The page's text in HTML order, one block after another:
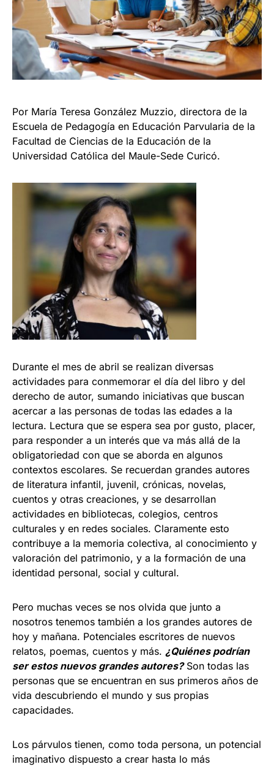
Por María Teresa González Muzzio, directora de la
Escuela de Pedagogía en Educación Parvularia de la
Facultad de Ciencias de la Educación de la
Universidad Católica del Maule-Sede Curicó.
Durante el mes de abril se realizan diversas
actividades para conmemorar el día del libro y del
derecho de autor, sumando iniciativas que buscan
acercar a las personas de todas las edades a la
lectura. Lectura que se espera sea por gusto, placer,
para responder a un interés que va más allá de la
obligatoriedad con que se aborda en algunos
contextos escolares. Se recuerdan grandes autores
de literatura infantil, juvenil, crónicas, novelas,
cuentos y otras creaciones, y se desarrollan
actividades en bibliotecas, colegios, centros
culturales y en redes sociales. Claramente esto
contribuye a la memoria colectiva, al conocimiento y
valoración del patrimonio, y a la formación de una
identidad personal, social y cultural.
Pero muchas veces se nos olvida que junto a
nosotros tenemos también a los grandes autores de
hoy y mañana. Potenciales escritores de nuevos
relatos, poemas, cuentos y más. ¿Quiénes podrían
ser estos nuevos grandes autores?Son todas las
personas que se encuentran en sus primeros años de
vida descubriendo el mundo y sus propias
capacidades.
Los párvulos tienen, como toda persona, un potencial
imaginativo dispuesto a crear hasta lo más